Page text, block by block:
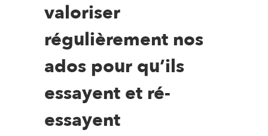
valoriser
régulièrement nos
ados pour qu’ils
essayent et ré-
essayent